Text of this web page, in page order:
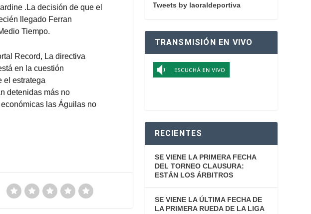
.La decisión de que el
llegado Ferran
Tiempo.
Record, La directiva
en la cuestión
el estratega
detenidas más no
las Águilas no
Tweets by laoraldeportiva
TRANSMISIÓN EN VIVO
RECIENTES
SE VIENE LA PRIMERA FECHA
DEL TORNEO CLAUSURA:
ESTÁN LOS ÁRBITROS
SE VIENE LA ÚLTIMA FECHA DE
LA PRIMERA RUEDA DE LA LIGA